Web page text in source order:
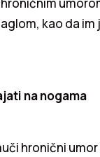
kao da
na nogama
hronični